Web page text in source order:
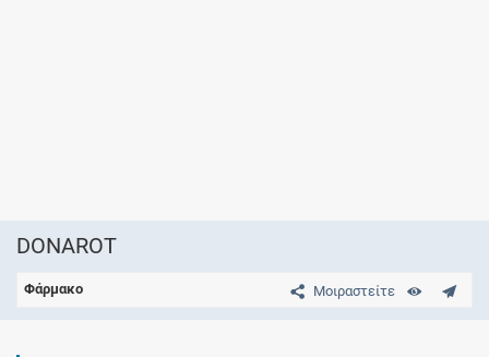
DONAROT
Μοιραστείτε
Φάρμακο